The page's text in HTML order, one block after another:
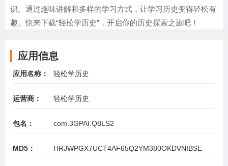
识。通过趣味讲解和多样的学习方式，让学习历史变得轻松有
趣。快来下载“轻松学历史”，开启你的历史探索之旅吧！
应用信息
应用名称： 轻松学历史
运营商： 轻松学历史
包名： com.3GPAI.Q8LS2
MD5： HRJWPGX7UCT4AF65Q2YM380OKDVNIBSE